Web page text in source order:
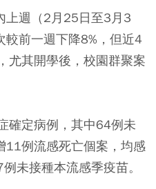
上週（2月25日至3月3
較前一週下降8%，但近4
尤其開學後，校園群聚案
確定病例，其中64例未
11例流感死亡個案，均感
未接種本流感季疫苗。